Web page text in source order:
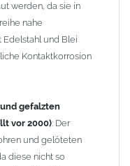
werden, da sie in
nahe
Edelstahl und Blei
Kontaktkorrosion
gefalzten
vor 2000): Der
und gelöteten
diese nicht so